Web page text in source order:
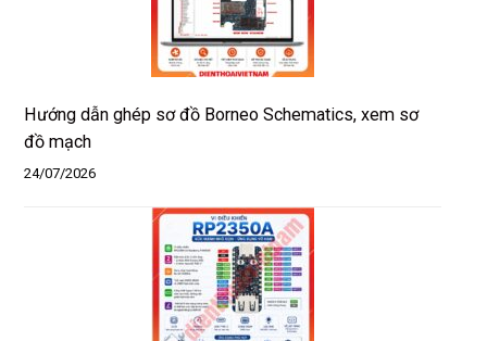
Hướng dẫn ghép sơ đồ Borneo Schematics, xem sơ
đồ mạch
24/07/2026